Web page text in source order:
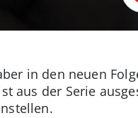
in den neuen
aus der Serie